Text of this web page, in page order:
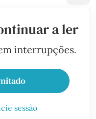
a ler
interrupções.
sessão